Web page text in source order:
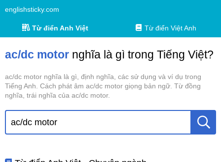
englishsticky.com
Từ điển Anh Việt Từ điển Việt Anh
ac/dc motor nghĩa là gì trong Tiếng Việt?
ac/dc motor nghĩa là gì, định nghĩa, các sử dụng và ví dụ trong
Tiếng Anh. Cách phát âm ac/dc motor giọng bản ngữ. Từ đồng
nghĩa, trái nghĩa của ac/dc motor.